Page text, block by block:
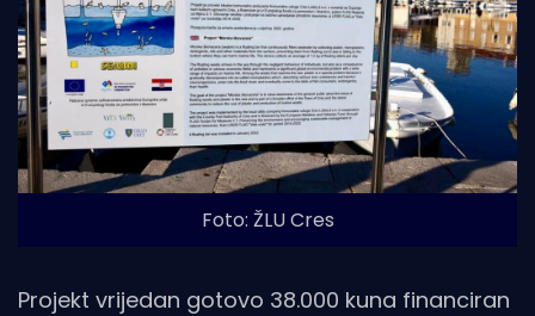
Foto: ŽLU Cres
Projekt vrijedan gotovo 38.000 kuna financiran